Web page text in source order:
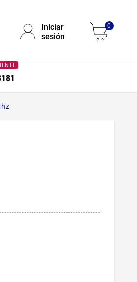
Iniciar
sesión
0